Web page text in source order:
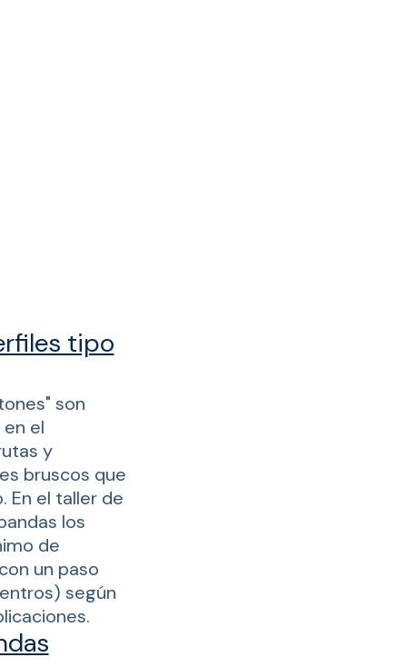
tipo
son
el
y
bruscos que
En el taller de
los
de
un paso
según